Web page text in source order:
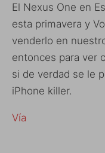
El Nexus One en
esta primavera y
venderlo en
entonces para ver
si de verdad se le
iPhone killer.
Vía